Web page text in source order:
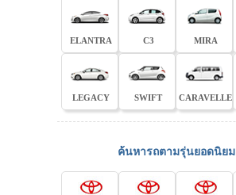
ELANTRA C3 MIRA
LEGACY SWIFT CARAVELLE
ค้นหารถตามรุ่นยอดนิยม